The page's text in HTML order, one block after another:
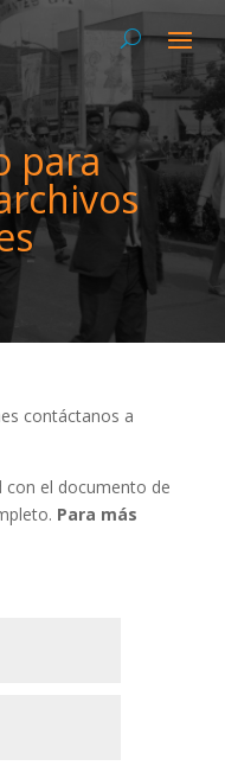
para
contáctanos a
con el documento de
Para más